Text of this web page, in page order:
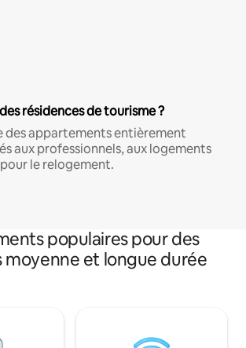
résidences de tourisme ?
des appartements entièrement
aux professionnels, aux logements
le relogement.
populaires pour des
moyenne et longue durée